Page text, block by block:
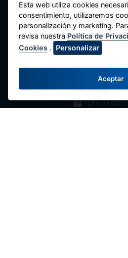
Federación Nacional de
Ahorro y Crédito
Av. Máximo Abril 542,
Lima - Perú.
(51-1)
Esta web utiliza cookies
consentimiento, utilizaremos
personalización y marketing.
revisa nuestra Política de
Cookies . Personalizar
Aceptar